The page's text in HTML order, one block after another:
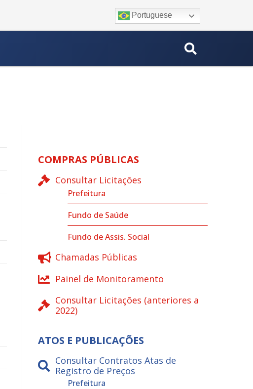
Portuguese
COMPRAS PÚBLICAS
Consultar Licitações
Prefeitura
Fundo de Saúde
Fundo de Assis. Social
Chamadas Públicas
Painel de Monitoramento
Consultar Licitações (anteriores a
2022)
ATOS E PUBLICAÇÕES
Consultar Contratos Atas de
Registro de Preços
Prefeitura